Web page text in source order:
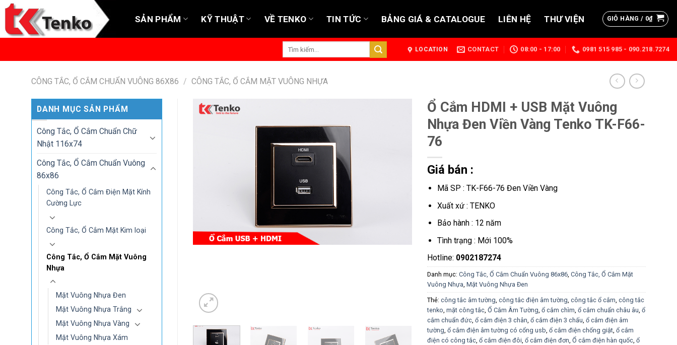
Skip
content
SẢN PHẨM KỸ THUẬT VỀ TENKO TIN TỨC BẢNG GIÁ & CATALOGUE LIÊN HỆ THƯ VIỆN GIỎ HÀNG / 0₫
LOCATION CONTACT 08:00 - 17:00 0981 515 985 - 090.218.7274
CÔNG TẮC, Ổ CẮM CHUẨN VUÔNG 86X86 / CÔNG TẮC, Ổ CẮM MẶT VUÔNG NHỰA
DANH MỤC SẢN PHẨM
Công Tắc, Ổ Cắm Chuẩn Chữ
Nhật 116x74
Công Tắc, Ổ Cắm Chuẩn Vuông
86x86
Công Tắc, Ổ Cắm Điện Mặt Kính
Cường Lực
Công Tắc, Ổ Cắm Mặt Kim loại
Công Tắc, Ổ Cắm Mặt Vuông
Nhựa
Mặt Vuông Nhựa Đen
Mặt Vuông Nhựa Trắng
Mặt Vuông Nhựa Vàng
Mặt Vuông Nhựa Xám
Ổ Cắm HDMI + USB Mặt Vuông
Nhựa Đen Viền Vàng Tenko TK-F66-
76
Giá bán :
Mã SP : TK-F66-76 Đen Viền Vàng
Xuất xứ : TENKO
Bảo hành : 12 năm
Tình trạng : Mới 100%
Hotline: 0902187274
Danh mục: Công Tắc, Ổ Cắm Chuẩn Vuông 86x86, Công Tắc, Ổ Cắm Mặt
Vuông Nhựa, Mặt Vuông Nhựa Đen
Thẻ: công tắc âm tường, công tắc điện âm tường, công tắc ổ cắm, công tắc
tenko, mặt công tắc, Ổ Cắm Âm Tường, ổ cắm chìm, ổ cắm chuẩn châu âu, ổ
cắm chuẩn đức, ổ cắm điện 3 chân, ổ cắm điện 3 chấu, ổ cắm điện âm
tường, ổ cắm điện âm tường có cổng usb, ổ cắm điện chống giật, ổ cắm
điện có công tắc, ổ cắm điện đôi, ổ cắm điện đơn, Ổ cắm điện hàn quốc, ổ